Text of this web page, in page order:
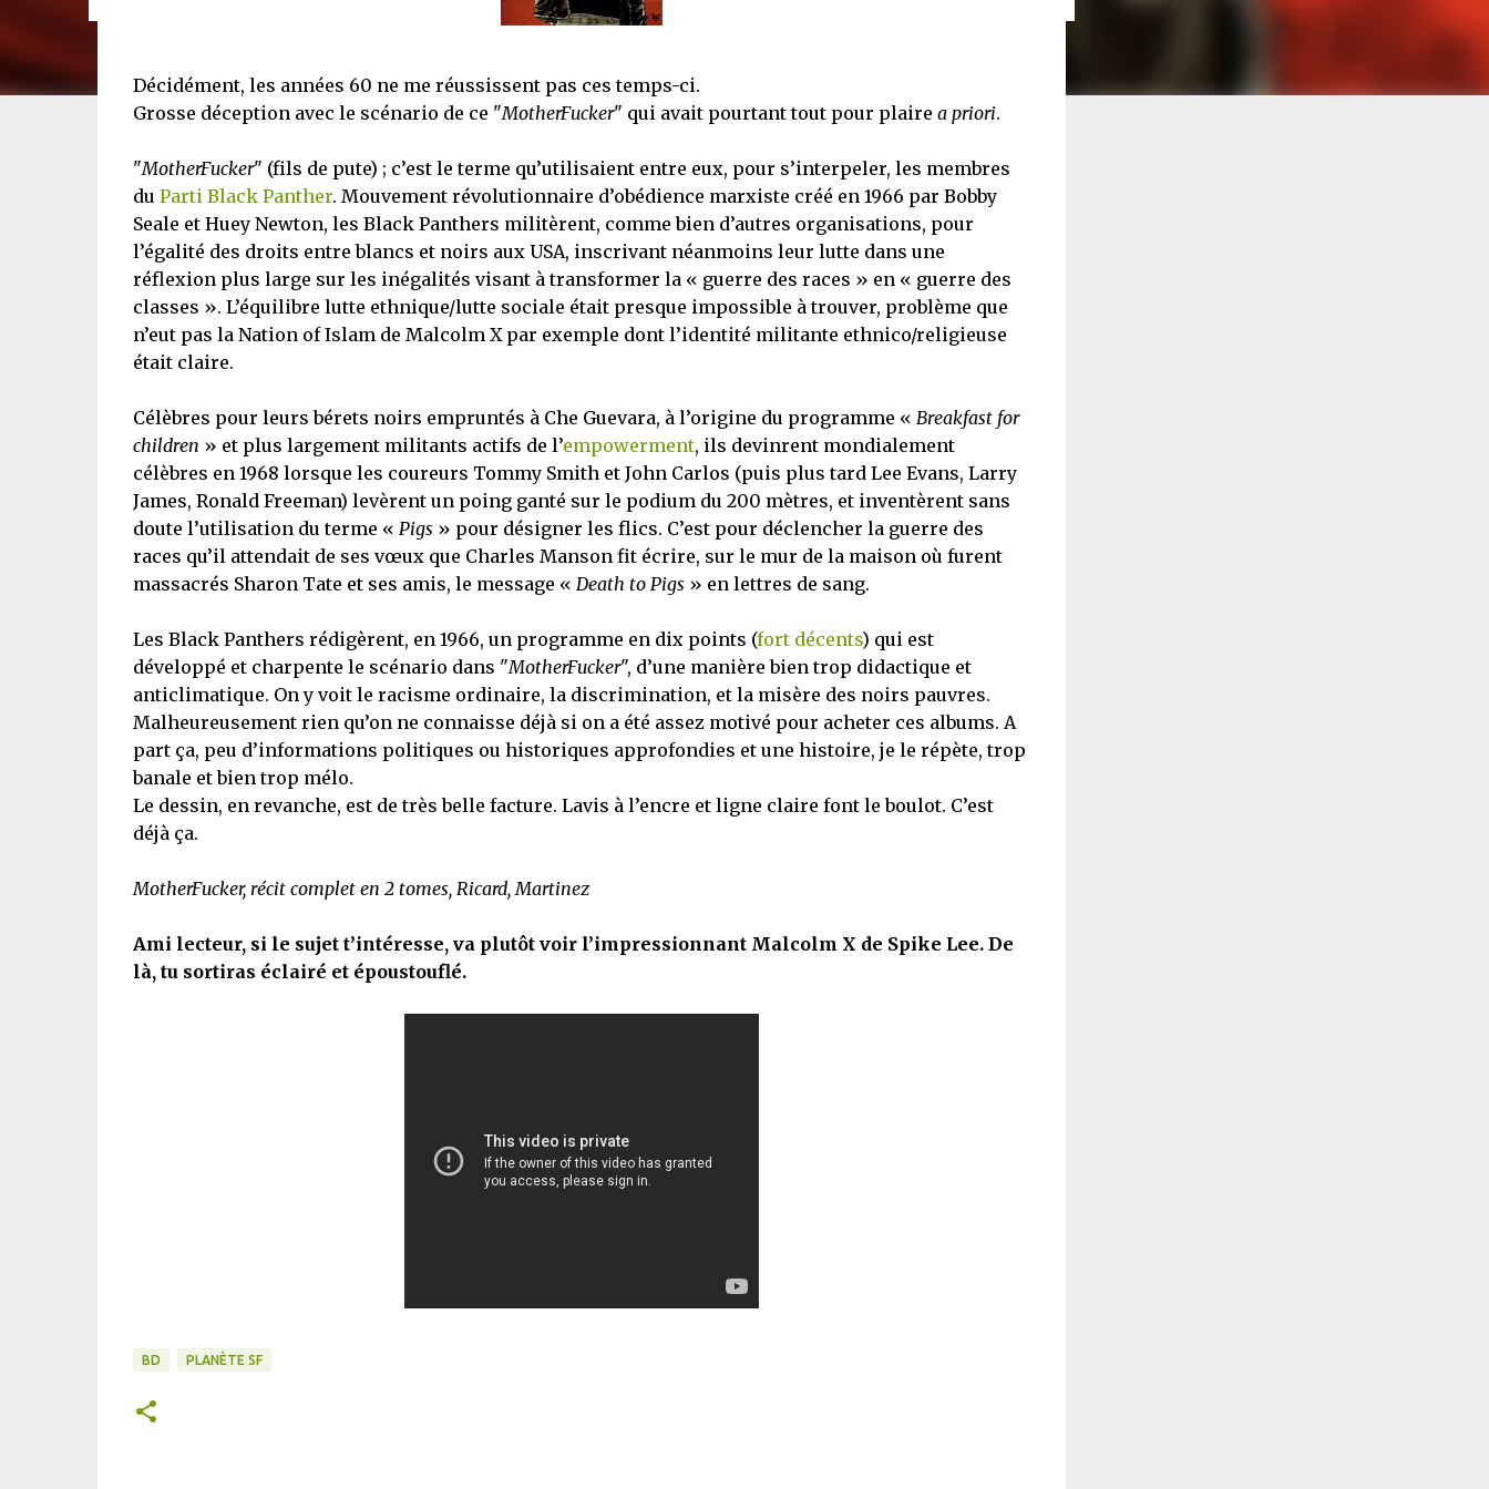
Décidément, les années 60 ne me réussissent pas ces temps-ci.
Grosse déception avec le scénario de ce "MotherFucker" qui avait pourtant tout pour plaire a priori.
"MotherFucker" (fils de pute) ; c’est le terme qu’utilisaient entre eux, pour s’interpeler, les membres
du Parti Black Panther. Mouvement révolutionnaire d’obédience marxiste créé en 1966 par Bobby
Seale et Huey Newton, les Black Panthers militèrent, comme bien d’autres organisations, pour
l’égalité des droits entre blancs et noirs aux USA, inscrivant néanmoins leur lutte dans une
réflexion plus large sur les inégalités visant à transformer la « guerre des races » en « guerre des
classes ». L’équilibre lutte ethnique/lutte sociale était presque impossible à trouver, problème que
n’eut pas la Nation of Islam de Malcolm X par exemple dont l’identité militante ethnico/religieuse
était claire.
Célèbres pour leurs bérets noirs empruntés à Che Guevara, à l’origine du programme « Breakfast for
children » et plus largement militants actifs de l’empowerment, ils devinrent mondialement
célèbres en 1968 lorsque les coureurs Tommy Smith et John Carlos (puis plus tard Lee Evans, Larry
James, Ronald Freeman) levèrent un poing ganté sur le podium du 200 mètres, et inventèrent sans
doute l’utilisation du terme « Pigs » pour désigner les flics. C’est pour déclencher la guerre des
races qu’il attendait de ses vœux que Charles Manson fit écrire, sur le mur de la maison où furent
massacrés Sharon Tate et ses amis, le message « Death to Pigs » en lettres de sang.
Les Black Panthers rédigèrent, en 1966, un programme en dix points (fort décents) qui est
développé et charpente le scénario dans "MotherFucker", d’une manière bien trop didactique et
anticlimatique. On y voit le racisme ordinaire, la discrimination, et la misère des noirs pauvres.
Malheureusement rien qu’on ne connaisse déjà si on a été assez motivé pour acheter ces albums. A
part ça, peu d’informations politiques ou historiques approfondies et une histoire, je le répète, trop
banale et bien trop mélo.
Le dessin, en revanche, est de très belle facture. Lavis à l’encre et ligne claire font le boulot. C’est
déjà ça.
MotherFucker, récit complet en 2 tomes, Ricard, Martinez
Ami lecteur, si le sujet t’intéresse, va plutôt voir l’impressionnant Malcolm X de Spike Lee. De
là, tu sortiras éclairé et époustouflé.
BD PLANÈTE SF